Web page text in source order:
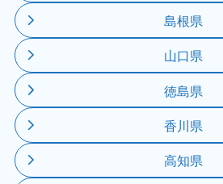
島根県
山口県
徳島県
香川県
高知県